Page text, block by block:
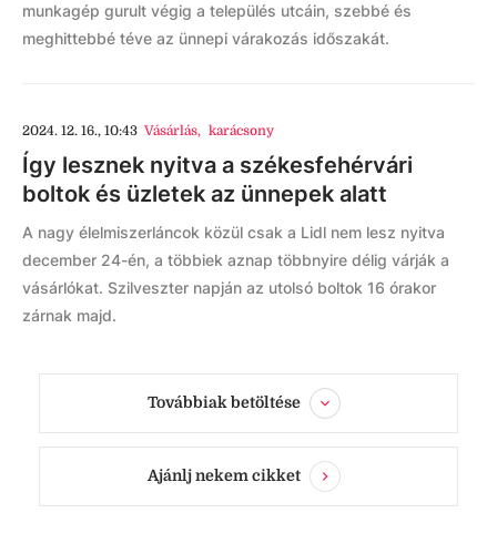
munkagép gurult végig a település utcáin, szebbé és
meghittebbé téve az ünnepi várakozás időszakát.
2024. 12. 16., 10:43 Vásárlás, karácsony
Így lesznek nyitva a székesfehérvári
boltok és üzletek az ünnepek alatt
A nagy élelmiszerláncok közül csak a Lidl nem lesz nyitva
december 24-én, a többiek aznap többnyire délig várják a
vásárlókat. Szilveszter napján az utolsó boltok 16 órakor
zárnak majd.
Továbbiak betöltése
Ajánlj nekem cikket